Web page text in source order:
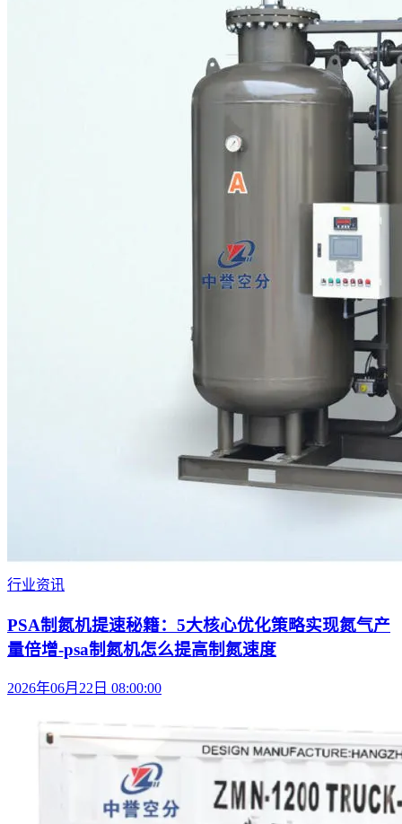
行业资讯
PSA制氮机提速秘籍：5大核心优化策略实现氮气产
量倍增-psa制氮机怎么提高制氮速度
2026年06月22日 08:00:00